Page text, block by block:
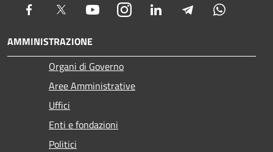
Facebook Twitter YoutubeInstagram LinkedIn Telegram
AMMINISTRAZIONE
Organi di Governo
Aree Amministrative
Uffici
Enti e fondazioni
Politici